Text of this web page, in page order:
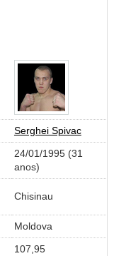
Serghei Spivac
24/01/1995 (31
anos)
Chisinau
Moldova
107,95